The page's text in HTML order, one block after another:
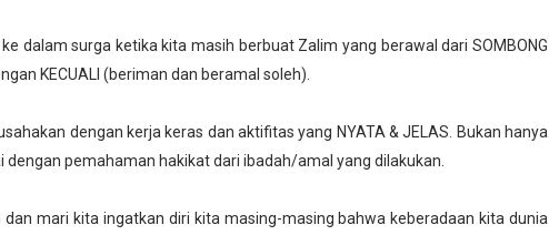
dalam surga ketika kita masih berbuat Zalim yang berawal dari SOMBONG
KECUALI (beriman dan beramal soleh).
dengan kerja keras dan aktifitas yang NYATA & JELAS. Bukan hanya
pemahaman hakikat dari ibadah/amal yang dilakukan.
dan mari kita ingatkan diri kita masing-masing bahwa keberadaan kita dunia